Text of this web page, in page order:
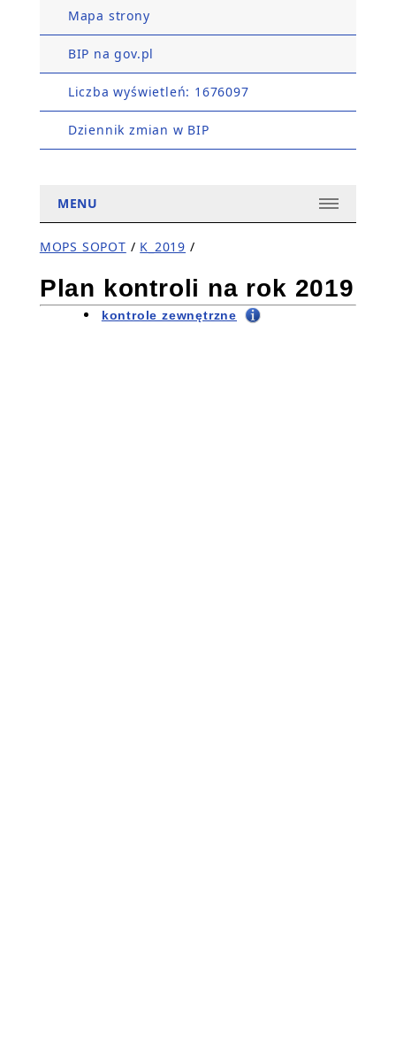
Mapa strony
BIP na gov.pl
Liczba wyświetleń: 1676097
Dziennik zmian w BIP
MENU
MOPS SOPOT / K_2019 /
Plan kontroli na rok 2019
kontrole zewnętrzne